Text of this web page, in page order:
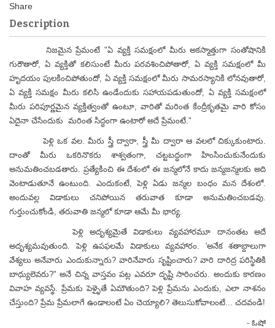
Description
నిజమైన ప్రేమంటే "ఏ వ్యక్తి సమక్షంలో మీరు అకస్మాత్తుగా సంతోషానికి
గురౌతారో, ఏ వ్యక్తితో కలిసుంటే మీరు పరవశించిపోతారో, ఏ వ్యక్తి సమక్షంలో మీ
హృదయం పులకించిపోతుందో, ఏ వ్యక్తి సమక్షంలో మీరు సామరస్యానికి లోనవుతారో,
ఏ వ్యక్తి సమక్షం మీరు కలిసి ఉండేందుకు సహాయపడుతుందో, ఏ వ్యక్తి సమక్షంలో
మీరు పరిపూర్ణమైన వ్యక్తిత్వంతో ఉంటూ, వారితో మరింత కేంద్రీకృతమై వారి కోసం
ఏదైనా చేసేందుకు మరింత సిద్ధంగా ఉంటారో అదే ప్రేమంటే."
పెళ్లి ఒక వల. మీరు స్త్రీ ద్వారా, స్త్రీ మీ ద్వారా ఆ వలలో చిక్కుకుంటారు.
దాంతో మీరు ఒకరినొకరు శాశ్వతంగా, చట్టబద్ధంగా హింసించుకునేందుకు
అనుమతించబడతారు. ప్రత్యేకించి ఈ దేశంలో ఈ జన్మలోనే కాదు జన్మజన్మలకు అది
వెంటాడుతూనే ఉంటుంది. ఎందుకంటే, పెళ్లి ఏడు జన్మల బంధం మన దేశంలో.
అందువల్ల విడాకులు చనిపోయిన తరువాత కూడా అనుమతించబడవు.
గుర్తుంచుకోండి, తరువాతి జన్మలో కూడా ఆమే మీ భార్య.
పెళ్లి అదృశ్యమైతే విడాకులు వ్యవహారమూ దానంతట అదే
అదృశ్యమవుతుంది. పెళ్లి ఉపఫలమే విడాకులు వ్యవహారం. 'అనేక శతాబ్దాలుగా
వేశ్యలు అనేవారు ఎందుకున్నారు? వారినేవారు సృష్టించారు? వారి దారిద్ర పరిస్థితికి
బాధ్యులెవరు?" అనే చిన్న వాస్తవం పట్ల ఎవరూ దృష్టి సారించరు. అందుకు కారణం
వివాహ వ్యవస్థే. ప్రేమకు పెళ్ళైతే ఏమౌతుంది? పెళ్లి ప్రేమను ఎందుకు, ఎలా నాశనం
చేస్తుంది? ప్రేమ ప్రేమలాగే ఉండాలంటే ఏం చెయ్యాలి? తెలుసుకోవాలంటే... చదవండి!
- ఓషో